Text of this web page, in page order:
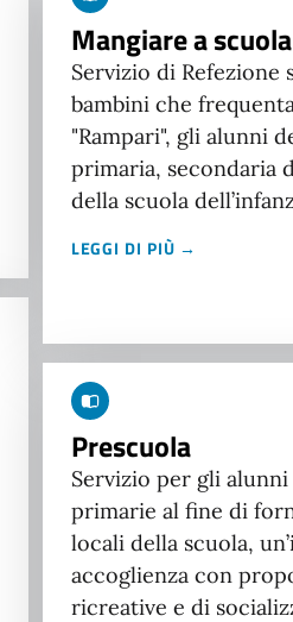
Mangiare a scuola
Servizio di Refezione
bambini che
"Rampari", gli alunni
primaria, secondaria
della scuola
LEGGI DI PIÙ →
Prescuola
Servizio per gli
primarie al fine di
locali della scuola,
accoglienza con
ricreative e di